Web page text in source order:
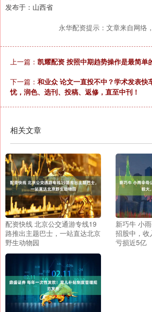
发布于：山西省
永华配资提示：文章来自网络
上一篇： 凯耀配资 按照中期趋势操作是最简单
下一篇： 和业众 论文一直投不中？学术发表快
忧，润色、选刊、投稿、返修，直至中刊！
相关文章
配资快线 北京公交通游专线19
路推出主题巴士，一站直达北京
野生动物园
新巧牛 小
招股中，收
亏损近5亿